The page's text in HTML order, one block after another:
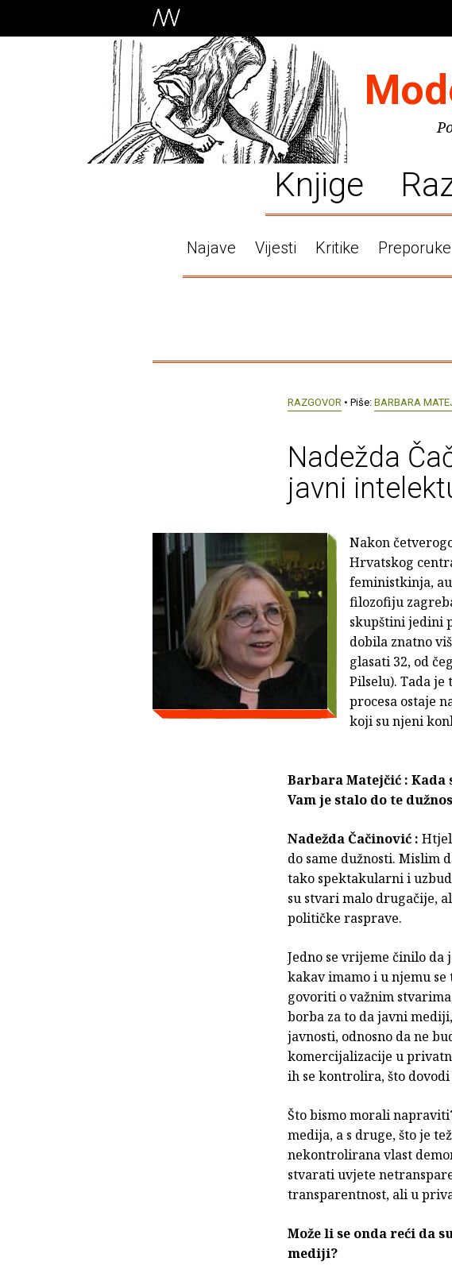
Knjige
Najave Vijesti Kritike Preporuke
RAZGOVOR • Piše: BARBARA
Nadežda
javni
Nakon
Hrvatskog
feministkinja,
filozofiju
skupštini jedini
dobila znatno
glasati 32, od
Pilselu). Tada
procesa ostaje
koji su njeni
Barbara Matejčić :
Vam je stalo do te
Nadežda Čačinović :
do same dužnosti. Mislim
tako spektakularni i
su stvari malo drugačije,
političke rasprave.
Jedno se vrijeme činilo da
kakav imamo i u njemu
govoriti o važnim
borba za to da javni
javnosti, odnosno da ne
komercijalizacije u
ih se kontrolira, što
Što bismo morali
medija, a s druge, što je
nekontrolirana vlast
stvarati uvjete
transparentnost, ali u
Može li se onda reći da
mediji?